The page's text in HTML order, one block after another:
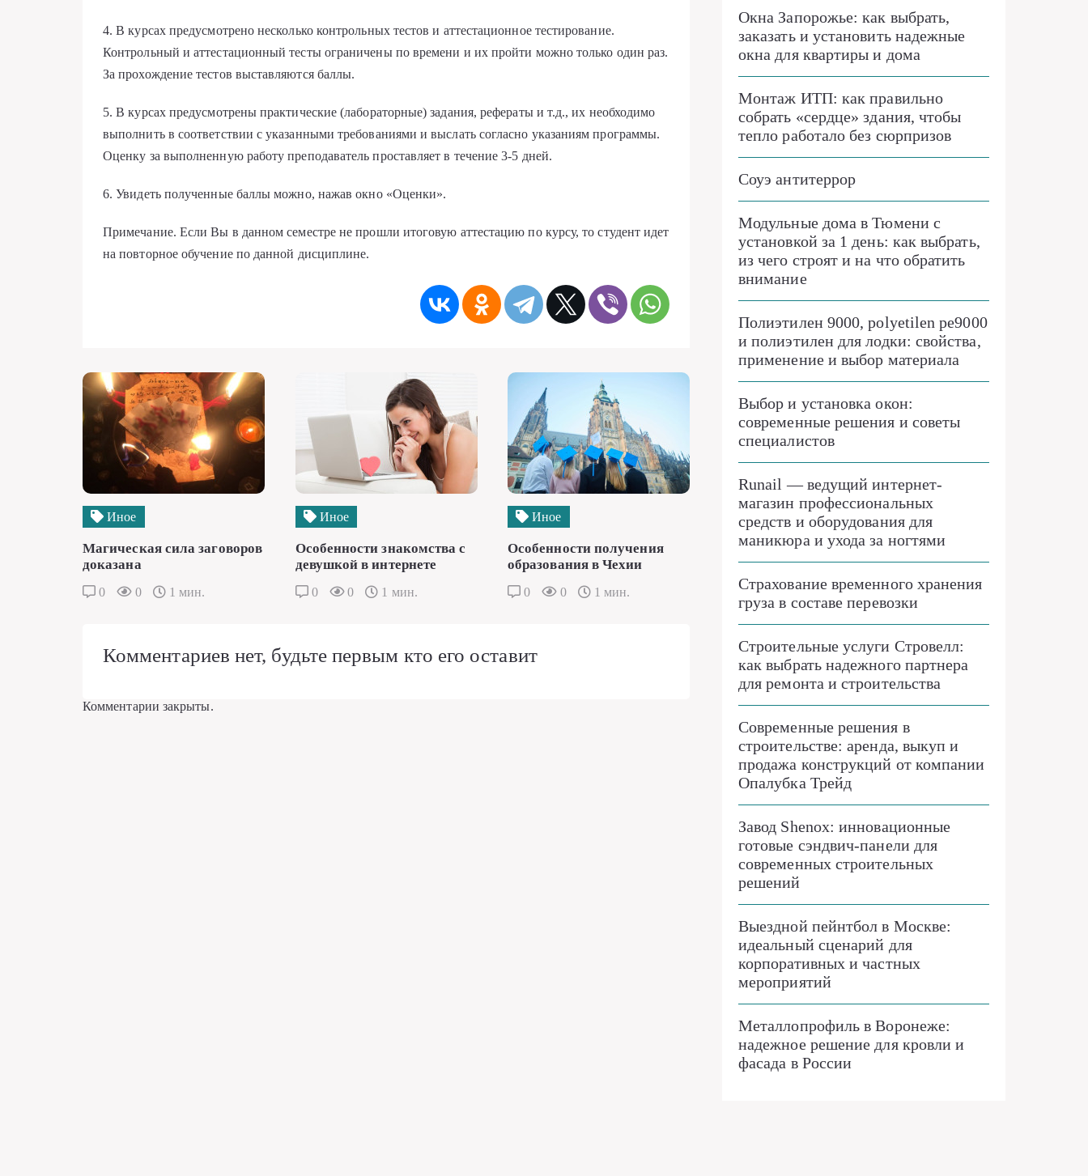
4. В курсах предусмотрено несколько контрольных тестов и аттестационное тестирование.
Контрольный и аттестационный тесты ограничены по времени и их пройти можно только один раз.
За прохождение тестов выставляются баллы.
5. В курсах предусмотрены практические (лабораторные) задания, рефераты и т.д., их необходимо
выполнить в соответствии с указанными требованиями и выслать согласно указаниям программы.
Оценку за выполненную работу преподаватель проставляет в течение 3-5 дней.
6. Увидеть полученные баллы можно, нажав окно «Оценки».
Примечание. Если Вы в данном семестре не прошли итоговую аттестацию по курсу, то студент идет
на повторное обучение по данной дисциплине.
Иное
Магическая сила заговоров
доказана
0 0 1 мин.
Иное
Особенности знакомства с
девушкой в интернете
0 0 1 мин.
Иное
Особенности получения
образования в Чехии
0 0 1 мин.
Комментариев нет, будьте первым кто его оставит
Комментарии закрыты.
Окна Запорожье: как выбрать,
заказать и установить надежные
окна для квартиры и дома
Монтаж ИТП: как правильно
собрать «сердце» здания, чтобы
тепло работало без сюрпризов
Соуэ антитеррор
Модульные дома в Тюмени с
установкой за 1 день: как выбрать,
из чего строят и на что обратить
внимание
Полиэтилен 9000, polyetilen pe9000
и полиэтилен для лодки: свойства,
применение и выбор материала
Выбор и установка окон:
современные решения и советы
специалистов
Runail — ведущий интернет-
магазин профессиональных
средств и оборудования для
маникюра и ухода за ногтями
Страхование временного хранения
груза в составе перевозки
Строительные услуги Стровелл:
как выбрать надежного партнера
для ремонта и строительства
Современные решения в
строительстве: аренда, выкуп и
продажа конструкций от компании
Опалубка Трейд
Завод Shenox: инновационные
готовые сэндвич-панели для
современных строительных
решений
Выездной пейнтбол в Москве:
идеальный сценарий для
корпоративных и частных
мероприятий
Металлопрофиль в Воронеже:
надежное решение для кровли и
фасада в России